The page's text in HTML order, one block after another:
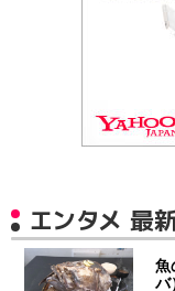
エンタメ 最
魚
バ